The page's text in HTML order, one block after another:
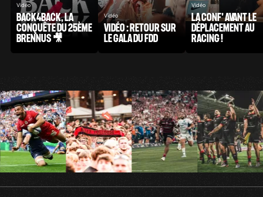
Vidéo
BACK4BACK, LA
CONQUÊTE DU 25ÈME
BRENNUS 🎥
Vidéo
VIDÉO : RETOUR SUR
LE GALA DU FDD
Vidéo
LA CONF' AVANT LE
DÉPLACEMENT AU
RACING !